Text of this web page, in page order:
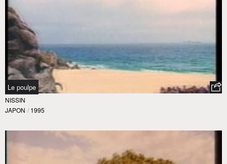
Le poulpe
NISSIN
JAPON / 1995